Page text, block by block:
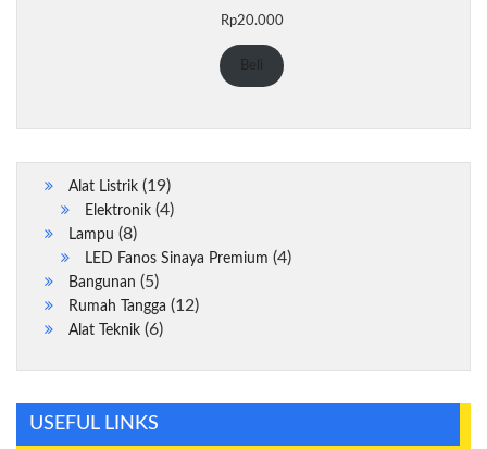
Rp20.000
Beli
Alat Listrik 1919
Produk
Elektronik 44
Lampu 88
Produk
LED Fanos Sinaya Premium 44
Bangunan 55
Produk
Rumah Tangga 1212
Alat Teknik 66
USEFUL LINKS